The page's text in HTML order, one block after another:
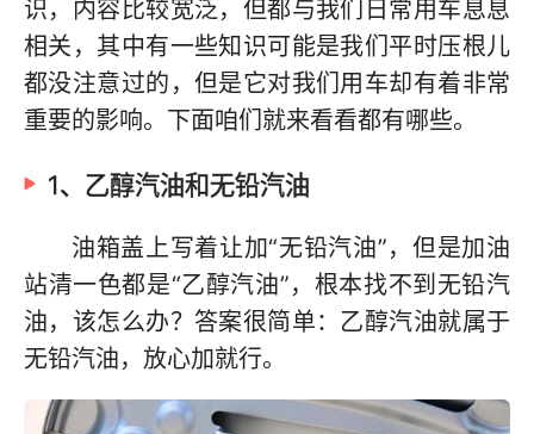
识，内容比较宽泛，但都与我们日常用车息息
相关，其中有一些知识可能是我们平时压根儿
都没注意过的，但是它对我们用车却有着非常
重要的影响。下面咱们就来看看都有哪些。
1、乙醇汽油和无铅汽油
油箱盖上写着让加“无铅汽油”，但是加油
站清一色都是“乙醇汽油”，根本找不到无铅汽
油，该怎么办？答案很简单：乙醇汽油就属于
无铅汽油，放心加就行。